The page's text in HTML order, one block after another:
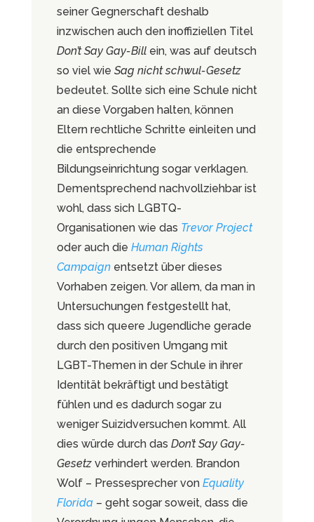
seiner Gegnerschaft deshalb
inzwischen auch den inoffiziellen Titel
Don’t Say Gay-Billein, was auf deutsch
so viel wie Sag nicht schwul-Gesetz
bedeutet. Sollte sich eine Schule nicht
an diese Vorgaben halten, können
Eltern rechtliche Schritte einleiten und
die entsprechende
Bildungseinrichtung sogar verklagen.
Dementsprechend nachvollziehbar ist
wohl, dass sich LGBTQ-
Organisationen wie das Trevor Project
oder auch die Human Rights
Campaignentsetzt über dieses
Vorhaben zeigen. Vor allem, da man in
Untersuchungen festgestellt hat,
dass sich queere Jugendliche gerade
durch den positiven Umgang mit
LGBT-Themen in der Schule in ihrer
Identität bekräftigt und bestätigt
fühlen und es dadurch sogar zu
weniger Suizidversuchen kommt. All
dies würde durch das Don’t Say Gay-
Gesetz verhindert werden. Brandon
Wolf – Pressesprecher von Equality
Florida– geht sogar soweit, dass die